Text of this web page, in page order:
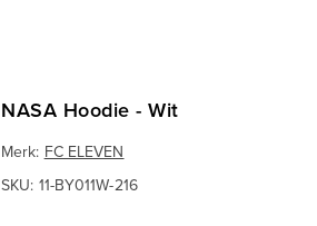
NASA Hoodie - Wit
Merk: FC ELEVEN
SKU: 11-BY011W-216